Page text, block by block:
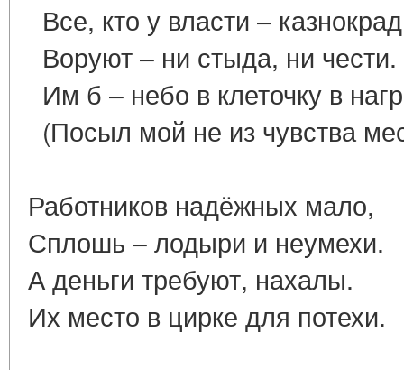
Все, кто у власти –
Воруют – ни стыда, ни чести.
Им б – небо в клеточку в
(Посыл мой не из чувства
Работников надёжных мало,
Сплошь – лодыри и
А деньги требуют, нахалы.
Их место в цирке для потехи.